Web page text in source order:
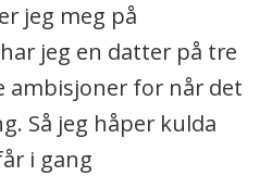
jeg meg på
jeg en datter på tre
ambisjoner for når det
Så jeg håper kulda
i gang